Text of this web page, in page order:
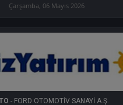
Çarşamba, 06 Mayıs 2026
- FORD OTOMOTİV SANAYİ A.Ş.